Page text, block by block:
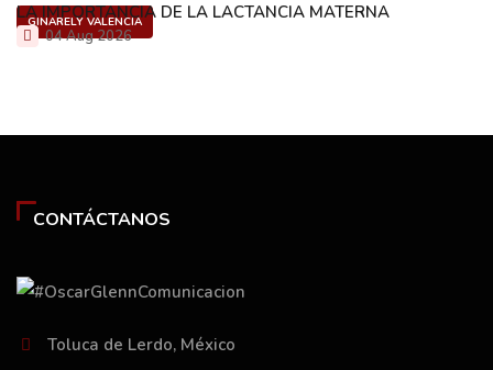
GINARELY VALENCIA
LA IMPORTANCIA DE LA LACTANCIA MATERNA
04 Aug 2026
CONTÁCTANOS
Toluca de Lerdo, México